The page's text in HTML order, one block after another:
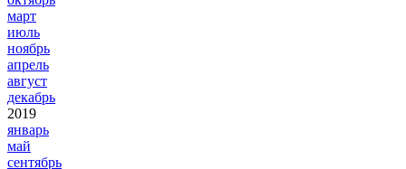
март
июль
ноябрь
апрель
август
декабрь
2019
январь
май
сентябрь